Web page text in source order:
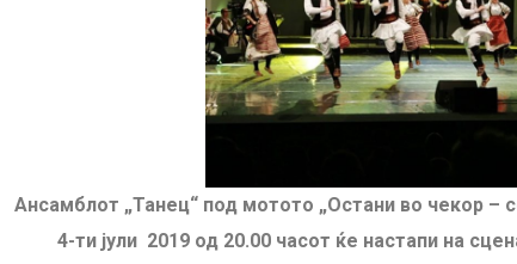
Ансамблот „Танец“ под мотото „Остани во чекор –
4-ти јули 2019 од 20.00 часот ќе настапи на